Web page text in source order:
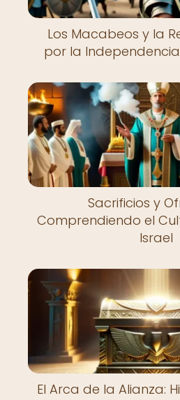
Los Macabeos y la
por la
Sacrificios y
Comprendiendo el
Israel
El Arca de la Alianza: